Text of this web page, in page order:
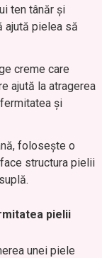
ten tânăr și
ajută pielea să
creme care
ajută la atragerea
și
folosește o
structura pielii
pielii
unei piele